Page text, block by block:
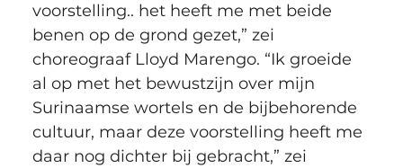
voorstelling.. het heeft me met beide
benen op de grond gezet,” zei
choreograaf Lloyd Marengo. “Ik groeide
al op met het bewustzijn over mijn
Surinaamse wortels en de bijbehorende
cultuur, maar deze voorstelling heeft me
daar nog dichter bij gebracht,” zei